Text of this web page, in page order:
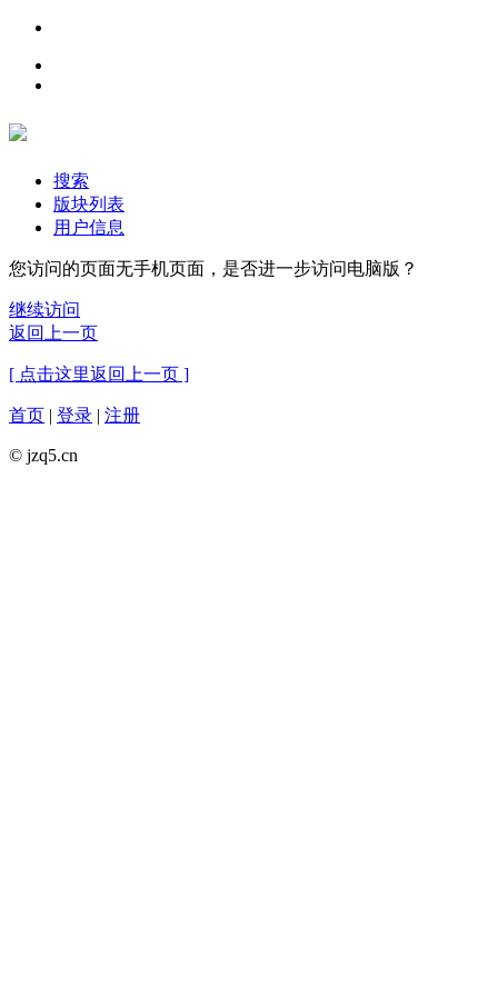
搜索
版块列表
用户信息
您访问的页面无手机页面，是否进一步访问电脑版？
继续访问
返回上一页
[ 点击这里返回上一页 ]
首页 | 登录 | 注册
© jzq5.cn